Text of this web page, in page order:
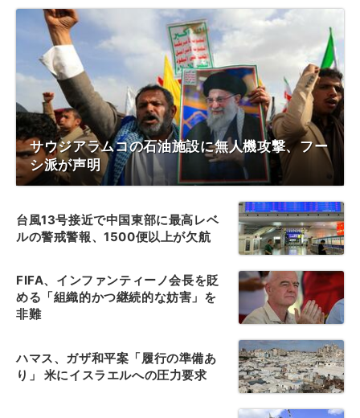
サウジアラムコの石油施設に無人機攻撃、フー
シ派が声明
台風13号接近で中国東部に最高レベ
ルの警戒警報、1500便以上が欠航
FIFA、インファンティーノ会長を貶
める「組織的かつ継続的な妨害」を
非難
ハマス、ガザ和平案「履行の準備あ
り」 米にイスラエルへの圧力要求